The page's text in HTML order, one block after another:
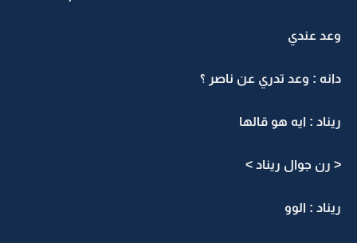
وعد عندي
دانه : وعد تدري عن ناصر ؟
ريناد : ايه هو قالها
< رن جوال ريناد >
ريناد : الوو